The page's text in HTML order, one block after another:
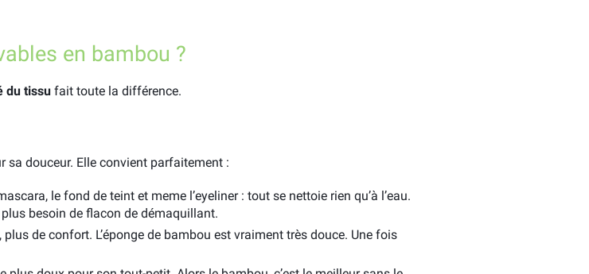
en bambou ?
du tissu fait toute la différence.
sa douceur. Elle convient parfaitement :
le fond de teint et meme l’eyeliner : tout se nettoie rien qu’à l’eau.
besoin de flacon de démaquillant.
de confort. L’éponge de bambou est vraiment très douce. Une fois